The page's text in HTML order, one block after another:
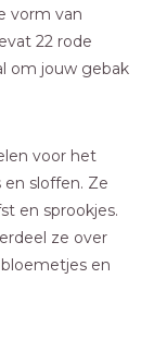
vorm van
22 rode
om jouw gebak
voor het
en sloffen. Ze
en sprookjes.
ze over
en